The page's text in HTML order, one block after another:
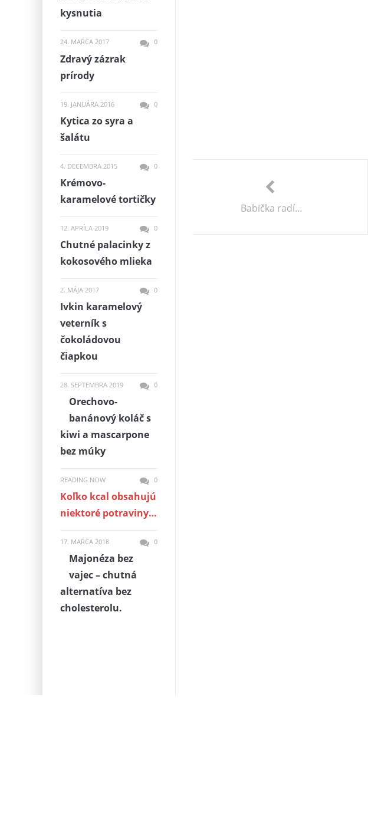
Babička radí…
kysnutia
24. MARCA 2017 0
Zdravý zázrak
prírody
19. JANUÁRA 2016 0
Kytica zo syra a
šalátu
4. DECEMBRA 2015 0
Krémovo-
karamelové tortičky
12. APRÍLA 2019 0
Chutné palacinky z
kokosového mlieka
2. MÁJA 2017 0
Ivkin karamelový
veterník s
čokoládovou
čiapkou
28. SEPTEMBRA 2019 0
Orechovo-
banánový koláč s
kiwi a mascarpone
bez múky
READING NOW 0
Koľko kcal obsahujú
niektoré potraviny…
17. MARCA 2018 0
Majonéza bez
vajec – chutná
alternatíva bez
cholesterolu.